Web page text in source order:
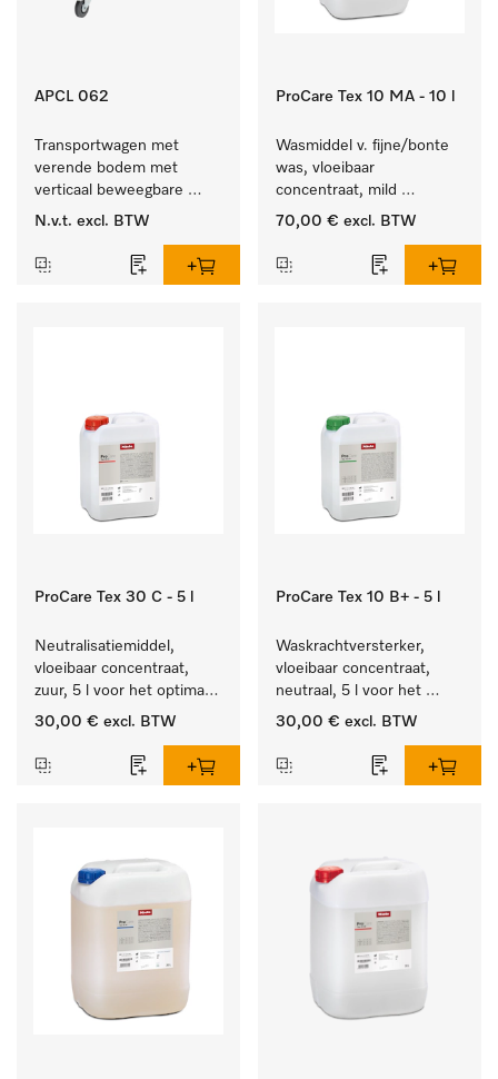
APCL 062
Transportwagen met
verende bodem met
verticaal beweegbare
bodem voor een
greephoogte.
N.v.t. excl. BTW
ProCare Tex 10 MA - 10 l
Wasmiddel v. fijne/bonte
was, vloeibaar
concentraat, mild
alkalisch, 10 l voor het
en gevoelig textiel.
70,00 € excl. BTW
ProCare Tex 30 C - 5 l
Neutralisatiemiddel,
vloeibaar concentraat,
zuur, 5 l voor het optimaal
beschermen van het
neutralisatie.
30,00 € excl. BTW
ProCare Tex 10 B+ - 5 l
Waskrachtversterker,
vloeibaar concentraat,
neutraal, 5 l voor het
effectief verwijderen van
30,00 € excl. BTW